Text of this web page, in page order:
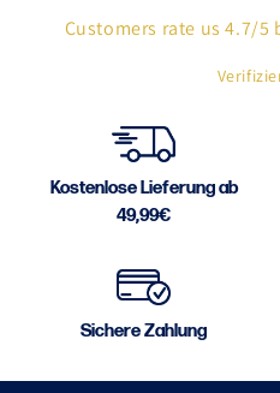
Customers rate us 4.7/5
Kostenlose Lieferung ab
49,99€
Sichere Zahlung